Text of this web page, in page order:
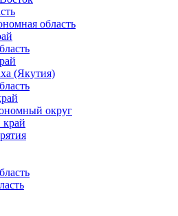
область
(Якутия)
округ
край